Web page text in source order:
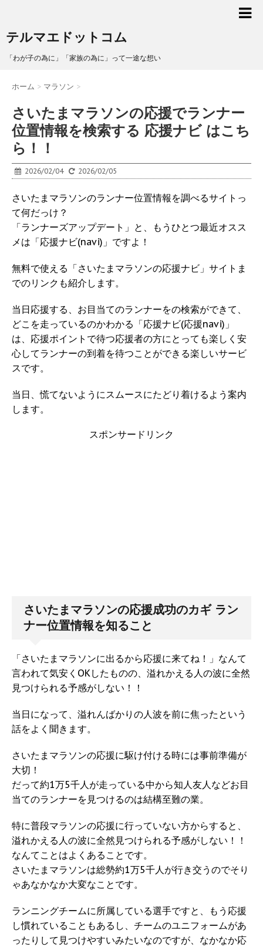
テルマエドットコム
「わが子の為に」「家族の為に」って一途な想い
ホーム > マラソン >
さいたまマラソンの応援でランナー
位置情報を検索する 応援ナビ はこち
ら！！
2026/02/04 2026/02/05
さいたまマラソンのランナー位置情報を調べるサイトっ
て何だっけ？
「ランナーズアップデート」と、もうひとつ最近オスス
メは「応援ナビ(navi)」ですよ！
無料で使える「さいたまマラソンの応援ナビ」サイトま
でのリンクも紹介します。
当日応援する、お目当てのランナーをの検索ができて、
どこを走っているのかわかる「応援ナビ(応援navi)」
は、応援ポイントで待つ応援者の方にとっても楽しく安
心してランナーの到着を待つことができる楽しいサービ
スです。
当日、慌てないようにスムースにたどり着けるよう案内
します。
スポンサードリンク
さいたまマラソンの応援成功のカギ ラン
ナー位置情報を知ること
「さいたまマラソンに出るから応援に来てね！」なんて
言われて気安くOKしたものの、溢れかえる人の波に全然
見つけられる予感がしない！！
当日になって、溢れんばかりの人波を前に焦ったという
話をよく聞きます。
さいたまマラソンの応援に駆け付ける時には事前準備が
大切！
だって約1万5千人が走っている中から知人友人などお目
当てのランナーを見つけるのは結構至難の業。
特に普段マラソンの応援に行っていない方からすると、
溢れかえる人の波に全然見つけられる予感がしない！！
なんてことはよくあることです。
さいたまマラソンは総勢約1万5千人が行き交うのでそり
ゃあなかなか大変なことです。
ランニングチームに所属している選手ですと、もう応援
し慣れていることもあるし、チームのユニフォームがあ
ったりして見つけやすいみたいなのですが、なかなか応